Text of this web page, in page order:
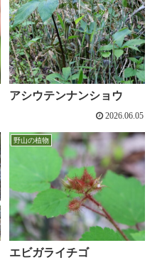
アシウテンナンショウ
2026.06.05
野山の植物
エビガライチゴ